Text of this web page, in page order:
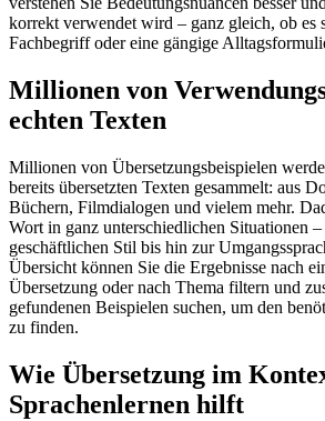
korrekt verwendet wird – ganz gleich, ob es
Fachbegriff oder eine gängige
Millionen von
echten Texten
Millionen von Übersetzungsbeispielen
bereits übersetzten Texten gesammelt: aus
Büchern, Filmdialogen und vielem mehr.
Wort in ganz unterschiedlichen Situationen
geschäftlichen Stil bis hin zur
Übersicht können Sie die Ergebnisse nach
Übersetzung oder nach Thema filtern und
gefundenen Beispielen suchen, um den
zu finden.
Wie Übersetzung im
Sprachenlernen hilft